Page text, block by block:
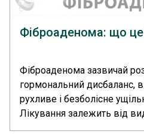
Фіброаденома: що це
Фіброаденома зазвичай
гормональний дисбаланс,
рухливе і безболісне
Лікування залежить від
в одних випадках